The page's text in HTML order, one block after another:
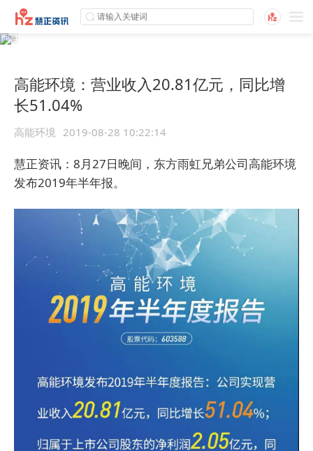
高能环境：营业收入20.81亿元，同比增
长51.04%
高能环境 2019-08-28 10:22:14
慧正资讯：8月27日晚间，东方雨虹兄弟公司高能环境
发布2019年半年报。